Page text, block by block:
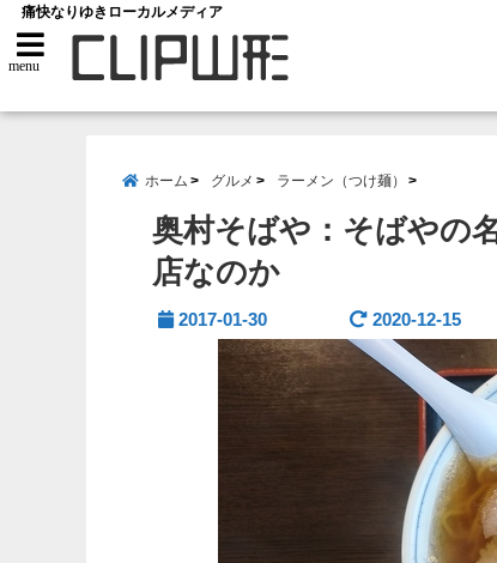
痛快なりゆきローカルメディア
menu
ホーム グルメ ラーメン（つけ麺）
奥村そばや：そばやの
店なのか
2017-01-30 2020-12-15